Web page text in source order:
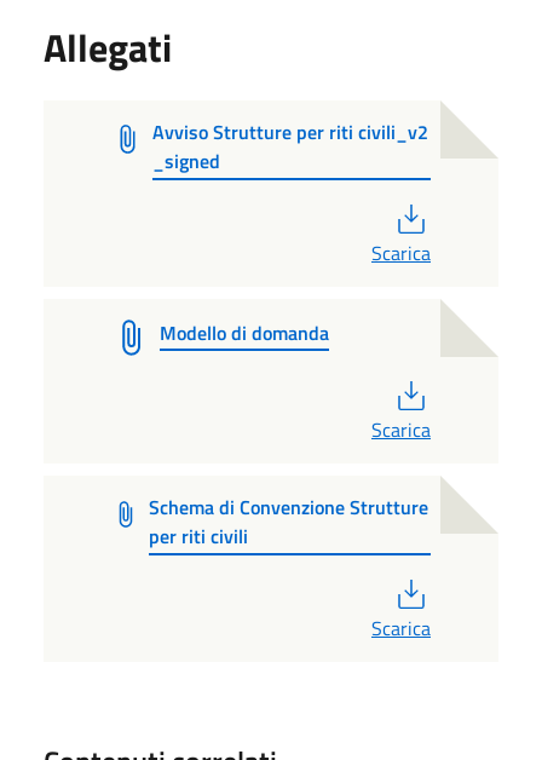
Allegati
Avviso Strutture per riti civili_v2
_signed
Scarica
Modello di domanda
Scarica
Schema di Convenzione Strutture
per riti civili
Scarica